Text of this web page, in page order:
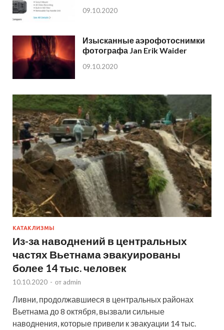
09.10.2020
Изысканные аэрофотоснимки
фотографа Jan Erik Waider
09.10.2020
КАТАКЛИЗМЫ
Из-за наводнений в центральных
частях Вьетнама эвакуированы
более 14 тыс. человек
10.10.2020 - от admin
Ливни, продолжавшиеся в центральных районах
Вьетнама до 8 октября, вызвали сильные
наводнения, которые привели к эвакуации 14 тыс.